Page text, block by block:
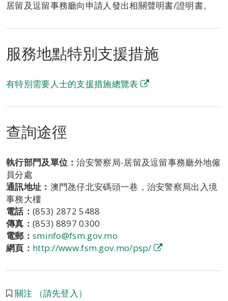
居留及逗留事務廳向申請人發出相關聲明書/證明書。
服務地點特別支援措施
有特別需要人士的支援措施總覽表
查詢途徑
執行部門及單位：治安警察局-居留及逗留事務廳外地僱
員分處
通訊地址： 澳門氹仔北安碼頭一巷，治安警察局出入境
事務大樓
電話： (853) 2872 5488
傳真： (853) 8897 0300
電郵： sminfo@fsm.gov.mo
網頁： http://www.fsm.gov.mo/psp/
關注 （請先登入）